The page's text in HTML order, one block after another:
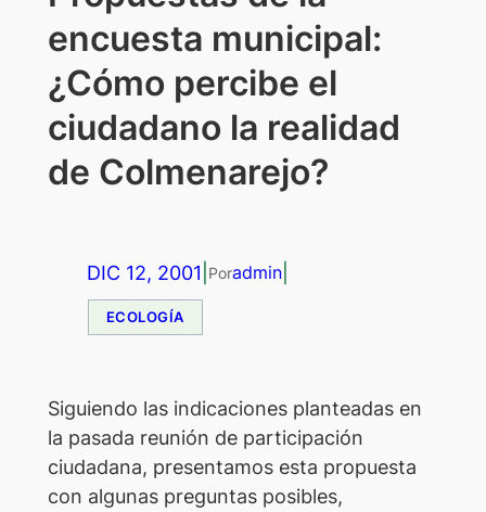
encuesta municipal:
¿Cómo percibe el
ciudadano la realidad
de Colmenarejo?
DIC 12, 2001 Poradmin|
ECOLOGÍA
Siguiendo las indicaciones planteadas en
la pasada reunión de participación
ciudadana, presentamos esta propuesta
con algunas preguntas posibles,